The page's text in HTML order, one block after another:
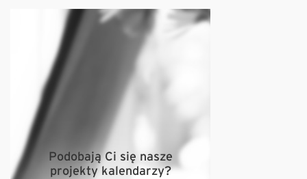
Podobają Ci się nasze
projekty kalendarzy?